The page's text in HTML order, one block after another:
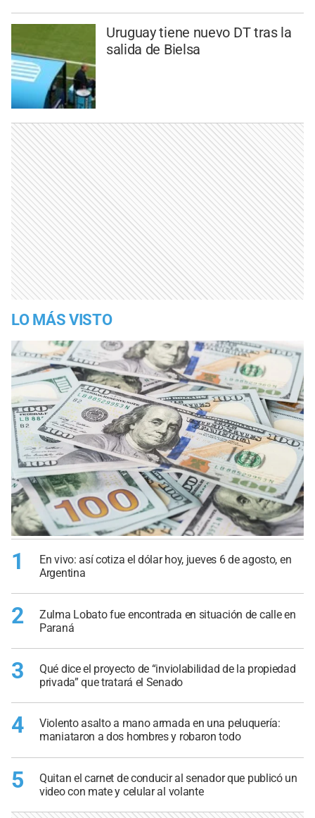
Uruguay tiene nuevo DT tras la
salida de Bielsa
LO MÁS VISTO
1
En vivo: así cotiza el dólar hoy, jueves 6 de agosto, en
Argentina
2
Zulma Lobato fue encontrada en situación de calle en
Paraná
3
Qué dice el proyecto de “inviolabilidad de la propiedad
privada” que tratará el Senado
4
Violento asalto a mano armada en una peluquería:
maniataron a dos hombres y robaron todo
5
Quitan el carnet de conducir al senador que publicó un
video con mate y celular al volante